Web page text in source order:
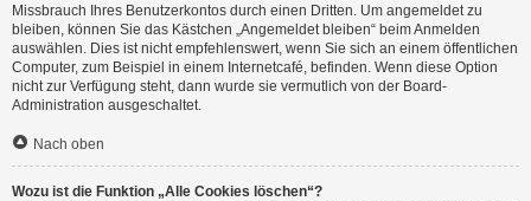
Missbrauch Ihres Benutzerkontos durch einen Dritten. Um angemeldet zu
bleiben, können Sie das Kästchen „Angemeldet bleiben“ beim Anmelden
auswählen. Dies ist nicht empfehlenswert, wenn Sie sich an einem öffentlichen
Computer, zum Beispiel in einem Internetcafé, befinden. Wenn diese Option
nicht zur Verfügung steht, dann wurde sie vermutlich von der Board-
Administration ausgeschaltet.
Nach oben
Wozu ist die Funktion „Alle Cookies löschen“?